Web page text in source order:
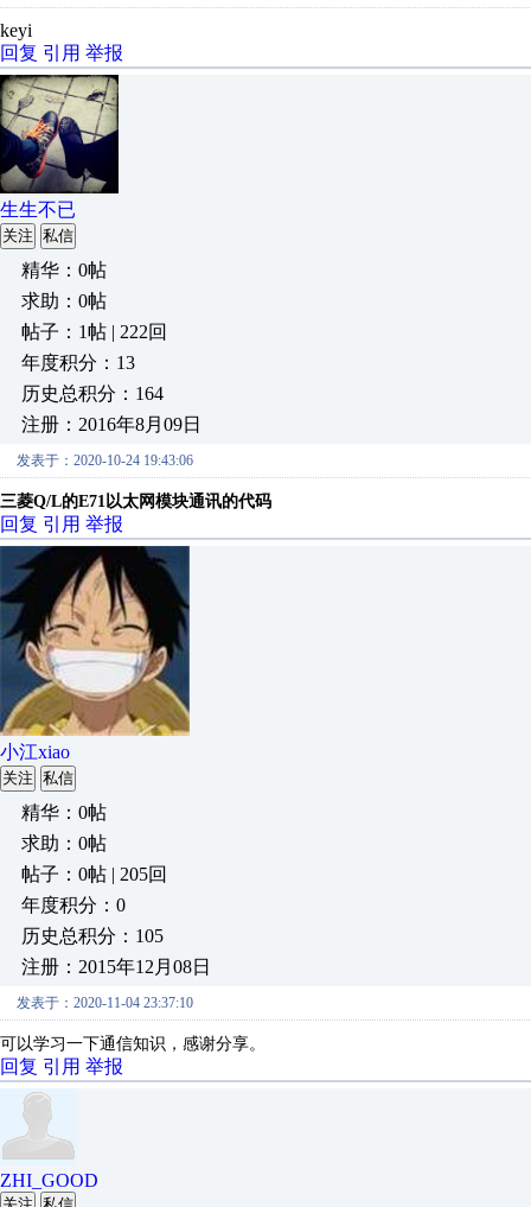
keyi
回复 引用 举报
生生不已
关注 私信
精华：0帖
求助：0帖
帖子：1帖 | 222回
年度积分：13
历史总积分：164
注册：2016年8月09日
发表于：2020-10-24 19:43:06
三菱Q/L的E71以太网模块通讯的代码
回复 引用 举报
小江xiao
关注 私信
精华：0帖
求助：0帖
帖子：0帖 | 205回
年度积分：0
历史总积分：105
注册：2015年12月08日
发表于：2020-11-04 23:37:10
可以学习一下通信知识，感谢分享。
回复 引用 举报
ZHI_GOOD